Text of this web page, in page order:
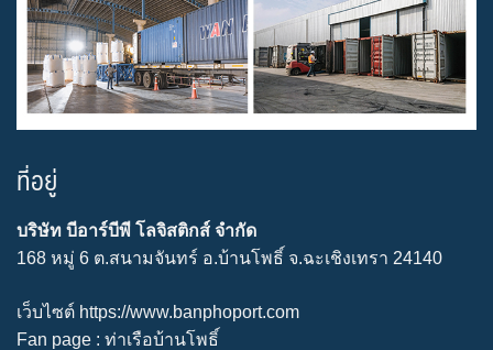
ที่อยู่
บริษัท บีอาร์บีพี โลจิสติกส์ จำกัด
168 หมู่ 6 ต.สนามจันทร์ อ.บ้านโพธิ์ จ.ฉะเชิงเทรา 24140
เว็บไซต์ https://www.banphoport.com
Fan page : ท่าเรือบ้านโพธิ์